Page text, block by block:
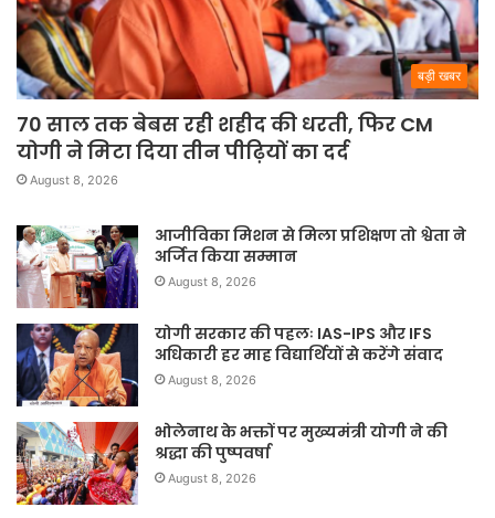
बड़ी खबर
70 साल तक बेबस रही शहीद की धरती, फिर CM
योगी ने मिटा दिया तीन पीढ़ियों का दर्द
August 8, 2026
आजीविका मिशन से मिला प्रशिक्षण तो श्वेता ने
अर्जित किया सम्मान
August 8, 2026
योगी सरकार की पहलः IAS-IPS और IFS
अधिकारी हर माह विद्यार्थियों से करेंगे संवाद
August 8, 2026
भोलेनाथ के भक्तों पर मुख्यमंत्री योगी ने की
श्रद्धा की पुष्पवर्षा
August 8, 2026